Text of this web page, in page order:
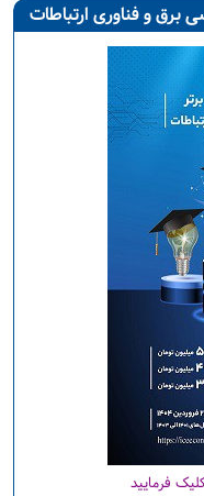
برق و فناوری ارتباطات
فرمایید